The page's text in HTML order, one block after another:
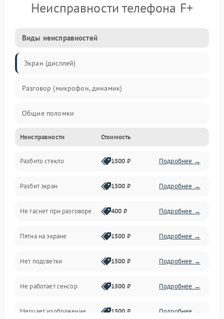
Неисправности телефона F+
Виды неисправностей
Экран (дисплей)
Разговор (микрофон, динамик)
Общие поломки
Проблемы связи
Камеры
Проблемы с дисплеем и сенсором
Зарядка
Проблемы с питанием, зарядкой и аккумулятором
Проблемы с работой системы, корпусом и другие
Неисправности Стоимость
Разбито стекло 1500 ₽ Подробнее →
Разбит экран 1500 ₽ Подробнее →
Не гаснет при разговоре 400 ₽ Подробнее →
Пятна на экране 1500 ₽ Подробнее →
Нет подсветки 1500 ₽ Подробнее →
Не работает сенсор 1500 ₽ Подробнее →
Мерцает изображение 1500 ₽ Подробнее →